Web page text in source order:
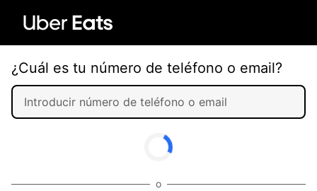
¿Cuál es tu número de teléfono o email?
o